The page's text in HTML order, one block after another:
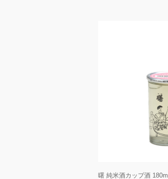
曙 純米酒カップ酒 180ml